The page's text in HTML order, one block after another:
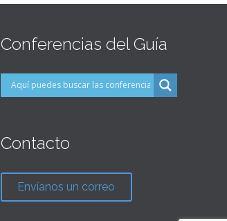
Conferencias del Guía
Contacto
Envíanos un correo